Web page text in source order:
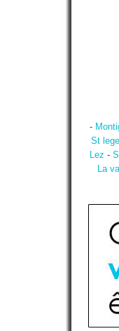
-
St
Lez -
La